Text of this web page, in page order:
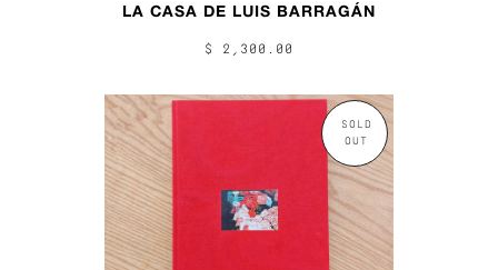
LA CASA DE LUIS BARRAGÁN
$ 2,300.00
SOLD
OUT